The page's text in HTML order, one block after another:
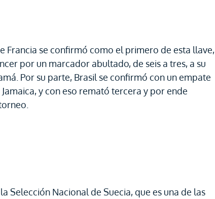
Francia se confirmó como el primero de esta llave,
por un marcador abultado, de seis a tres, a su
Por su parte, Brasil se confirmó con un empate
y con eso remató tercera y por ende
Selección Nacional de Suecia, que es una de las